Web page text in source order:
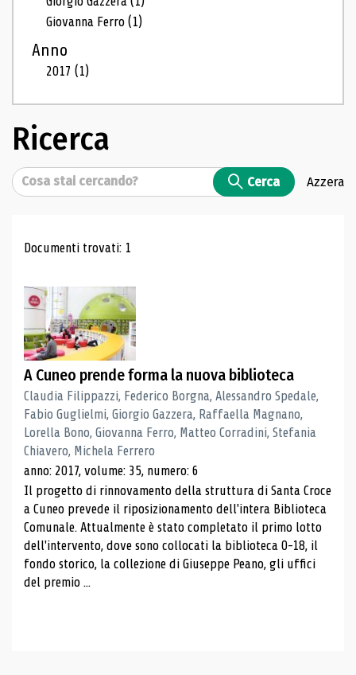
Giovanna Ferro(1)
Anno
2017(1)
Ricerca
Cerca Cerca Azzera
Risultati di ricerca
Documenti trovati: 1
A Cuneo prende forma la nuova biblioteca
Claudia Filippazzi, Federico Borgna, Alessandro Spedale,
Fabio Guglielmi, Giorgio Gazzera, Raffaella Magnano,
Lorella Bono, Giovanna Ferro, Matteo Corradini, Stefania
Chiavero, Michela Ferrero
anno: 2017, volume: 35, numero: 6
Il progetto di rinnovamento della struttura di Santa Croce
a Cuneo prevede il riposizionamento dell'intera Biblioteca
Comunale. Attualmente è stato completato il primo lotto
dell'intervento, dove sono collocati la biblioteca 0-18, il
fondo storico, la collezione di Giuseppe Peano, gli uffici
del premio ...